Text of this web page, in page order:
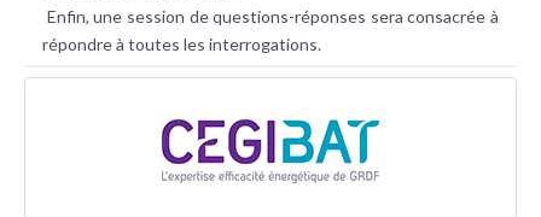
Enfin, une session de questions-réponses sera consacrée à
répondre à toutes les interrogations.